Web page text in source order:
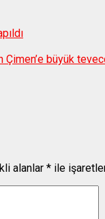
büyük
alanlar * ile